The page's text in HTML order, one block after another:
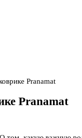
Pranamat
Pranamat